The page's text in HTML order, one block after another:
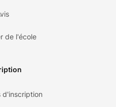
de l'école
d'inscription